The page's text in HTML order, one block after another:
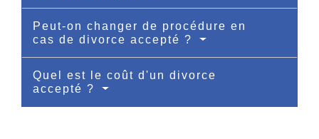
Peut-on changer de procédure en
cas de divorce accepté ?
Quel est le coût d'un divorce
accepté ?